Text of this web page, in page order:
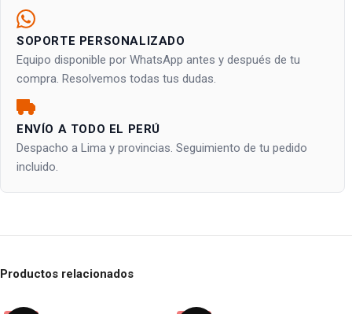
SOPORTE PERSONALIZADO
Equipo disponible por WhatsApp antes y después de tu
compra. Resolvemos todas tus dudas.
ENVÍO A TODO EL PERÚ
Despacho a Lima y provincias. Seguimiento de tu pedido
incluido.
Productos relacionados